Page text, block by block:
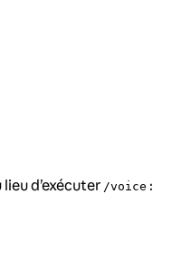
lieu d’exécuter /voice :